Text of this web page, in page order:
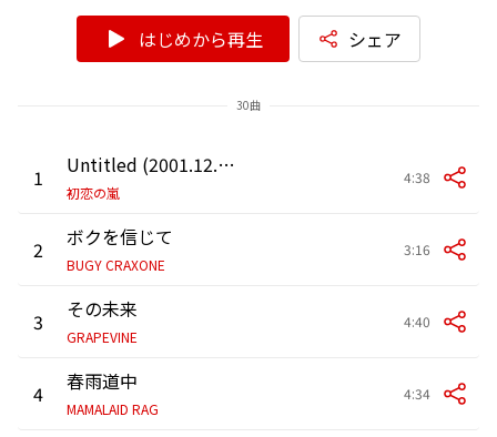
はじめから再生 シェア
30曲
1 Untitled (2001.12.6 ユニバーサルレコーディングスタジオズAスタジオ)
初恋の嵐
4:38
2 ボクを信じて
BUGY CRAXONE
3:16
3 その未来
GRAPEVINE
4:40
4 春雨道中
MAMALAID RAG
4:34